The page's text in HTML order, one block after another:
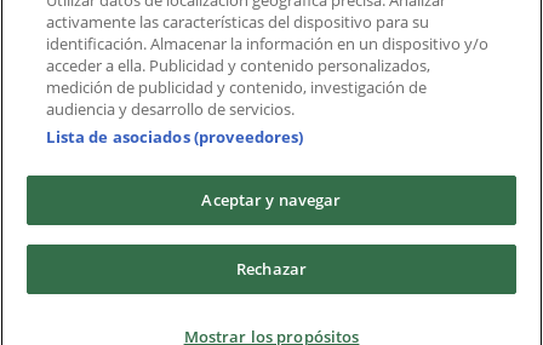
Ciudades
Descargar la APP Tiendeo
Copyright © Tiendeo ® 2026 · Shopfully Marketing S.L.U. –
Palau de Mar – 08039 Barcelona, Spain
Términos y condicionesPolítica de privacidad
activamente las características del dispositivo para su
identificación. Almacenar la información en un dispositivo y/o
acceder a ella. Publicidad y contenido personalizados,
medición de publicidad y contenido, investigación de
audiencia y desarrollo de servicios.
Lista de asociados (proveedores)
Aceptar y navegar
Rechazar
Mostrar los propósitos